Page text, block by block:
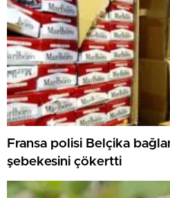
Fransa polisi Belçika
şebekesini çökertti